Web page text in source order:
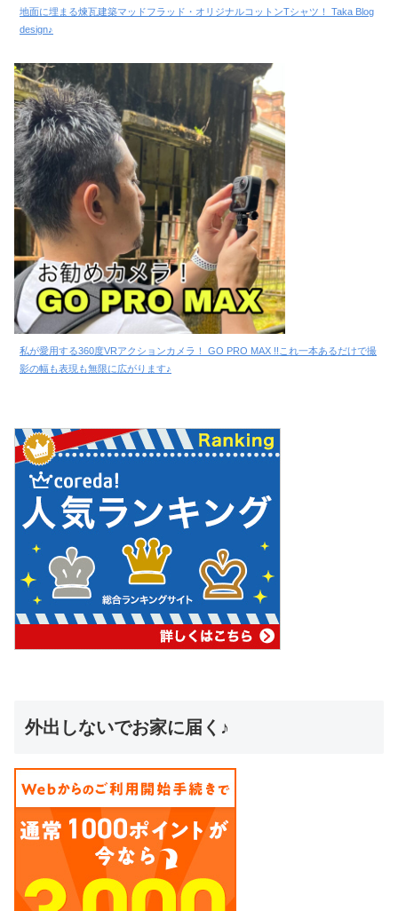
地面に埋まる煉瓦建築マッドフラッド・オリジナルコットンTシャツ！ Taka Blog
design♪
私が愛用する360度VRアクションカメラ！ GO PRO MAX !!これ一本あるだけで撮
影の幅も表現も無限に広がります♪
外出しないでお家に届く♪